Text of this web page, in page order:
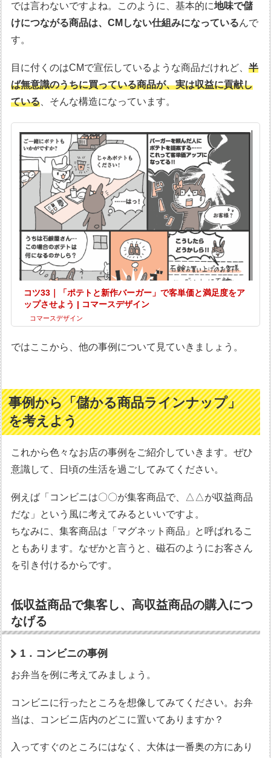
では言わないですよね。このように、基本的に地味で儲
けにつながる商品は、CMしない仕組みになっているんで
す。
目に付くのはCMで宣伝しているような商品だけれど、半
ば無意識のうちに買っている商品が、実は収益に貢献し
ている 、そんな構造になっています。
コツ33｜「ポテトと新作バーガー」で客単価と満足度をア
ップさせよう | コマースデザイン
コマースデザイン
ではここから、他の事例について見ていきましょう。
事例から「儲かる商品ラインナップ」
を考えよう
これから色々なお店の事例をご紹介していきます。ぜひ
意識して、日頃の生活を過ごしてみてください。
例えば「コンビニは〇〇が集客商品で、△△が収益商品
だな」という風に考えてみるといいですよ。
ちなみに、集客商品は「マグネット商品」と呼ばれるこ
ともあります。なぜかと言うと、磁石のようにお客さん
を引き付けるからです。
低収益商品で集客し、高収益商品の購入につ
なげる
1．コンビニの事例
お弁当を例に考えてみましょう。
コンビニに行ったところを想像してみてください。お弁
当は、コンビニ店内のどこに置いてありますか？
入ってすぐのところにはなく、大体は一番奥の方にあり